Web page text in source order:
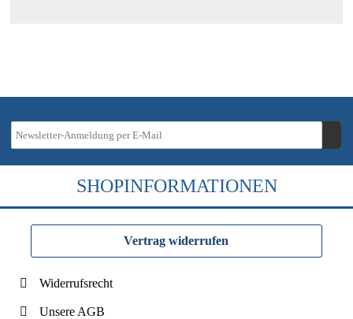
SHOPINFORMATIONEN
Vertrag widerrufen
Widerrufsrecht
Unsere AGB